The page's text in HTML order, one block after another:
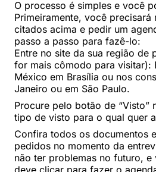
O processo é simples e você
Primeiramente, você
citados acima e pedir um
passo a passo para fazê-lo:
Entre no site da sua região de
for mais cômodo para visitar):
México em Brasília ou nos
Janeiro ou em São Paulo.
Procure pelo botão de “Visto”
tipo de visto para o qual quer
Confira todos os documentos
pedidos no momento da
não ter problemas no futuro, e
deve clicar para fazer o